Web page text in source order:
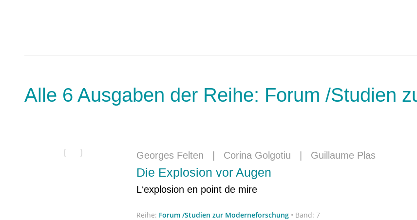
Alle 6 Ausgaben der Reihe: Forum /Studien
Georges Felten Corina Golgotiu Guillaume Plas
Die Explosion vor Augen
L‘explosion en point de mire
Reihe: Forum /Studien zur Moderneforschung • Band: 7